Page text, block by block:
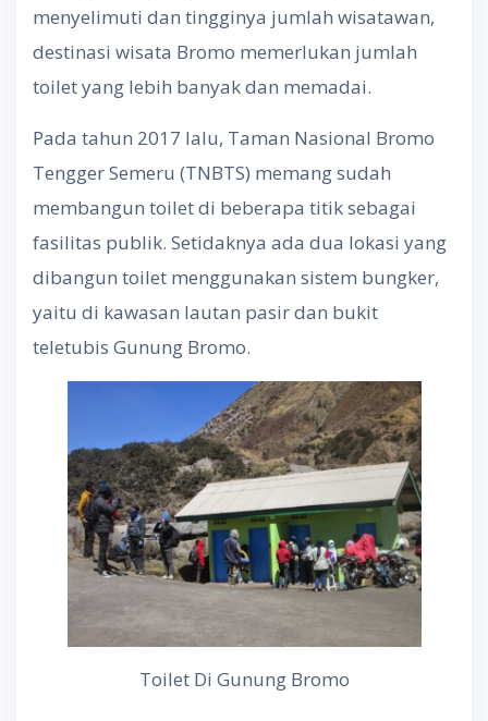
menyelimuti dan tingginya jumlah wisatawan,
destinasi wisata Bromo memerlukan jumlah
toilet yang lebih banyak dan memadai.
Pada tahun 2017 lalu, Taman Nasional Bromo
Tengger Semeru (TNBTS) memang sudah
membangun toilet di beberapa titik sebagai
fasilitas publik. Setidaknya ada dua lokasi yang
dibangun toilet menggunakan sistem bungker,
yaitu di kawasan lautan pasir dan bukit
teletubis Gunung Bromo.
Toilet Di Gunung Bromo